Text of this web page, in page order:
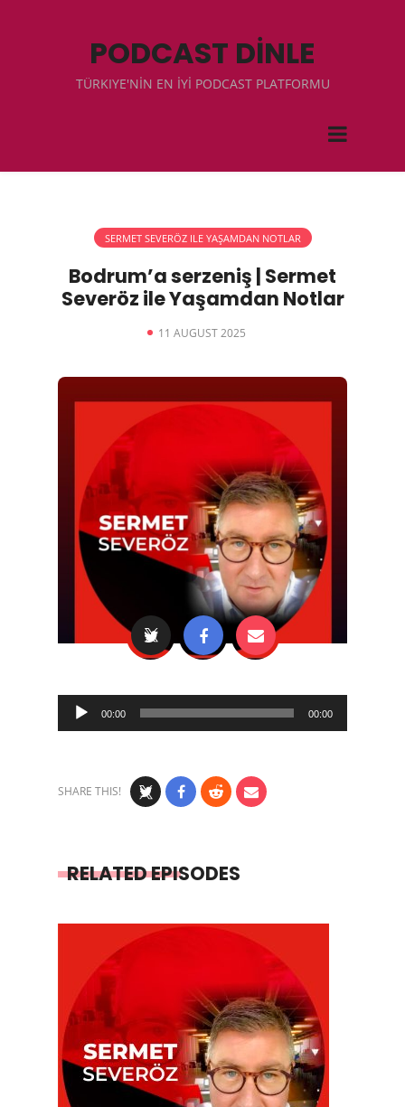
PODCAST DİNLE
TÜRKIYE'NİN EN İYİ PODCAST PLATFORMU
SERMET SEVERÖZ ILE YAŞAMDAN NOTLAR
Bodrum’a serzeniş | Sermet
Severöz ile Yaşamdan Notlar
11 AUGUST 2025
Audio
Player
00:00 00:00
SHARE THIS!
RELATED EPISODES